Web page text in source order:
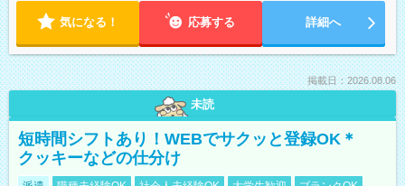
気になる！ 応募する 詳細へ
掲載日：2026.08.06
未読
短時間シフトあり！WEBでサクッと登録OK＊
クッキーなどの仕分け